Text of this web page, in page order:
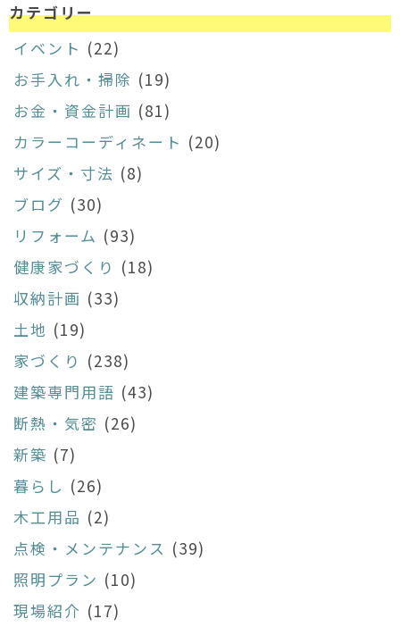
カテゴリー
イベント (22)
お手入れ・掃除 (19)
お金・資金計画 (81)
カラーコーディネート (20)
サイズ・寸法 (8)
ブログ (30)
リフォーム (93)
健康家づくり (18)
収納計画 (33)
土地 (19)
家づくり (238)
建築専門用語 (43)
断熱・気密 (26)
新築 (7)
暮らし (26)
木工用品 (2)
点検・メンテナンス (39)
照明プラン (10)
現場紹介 (17)